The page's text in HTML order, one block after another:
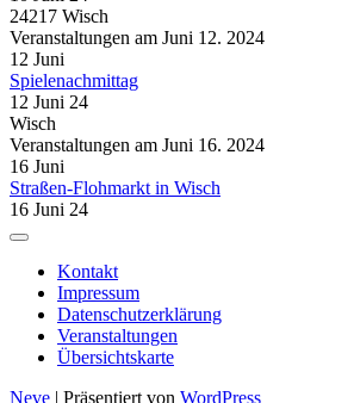
24217 Wisch
Veranstaltungen am Juni 12. 2024
12 Juni
Spielenachmittag
12 Juni 24
Wisch
Veranstaltungen am Juni 16. 2024
16 Juni
Straßen-Flohmarkt in Wisch
16 Juni 24
Kontakt
Impressum
Datenschutzerklärung
Veranstaltungen
Übersichtskarte
Neve | Präsentiert von WordPress